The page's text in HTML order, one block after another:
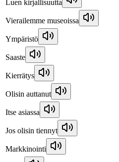
Luen kirjallisuutta
Vierailemme museoissa
Ympäristö
Saaste
Kierrätys
Olisin auttanut
Itse asiassa
Jos olisin tiennyt
Markkinointi